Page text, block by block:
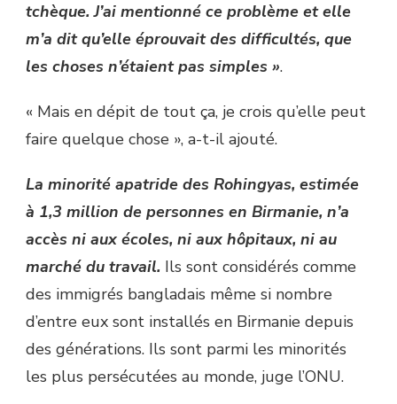
tchèque. J’ai mentionné ce problème et elle
m’a dit qu’elle éprouvait des difficultés, que
les choses n’étaient pas simples ».
« Mais en dépit de tout ça, je crois qu’elle peut
faire quelque chose », a-t-il ajouté.
La minorité apatride des Rohingyas, estimée
à 1,3 million de personnes en Birmanie, n’a
accès ni aux écoles, ni aux hôpitaux, ni au
marché du travail. Ils sont considérés comme
des immigrés bangladais même si nombre
d’entre eux sont installés en Birmanie depuis
des générations. Ils sont parmi les minorités
les plus persécutées au monde, juge l’ONU.